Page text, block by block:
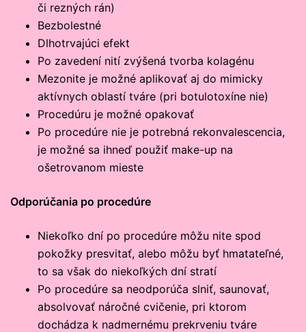
či rezných rán)
Bezbolestné
Dlhotrvajúci efekt
Po zavedení nití zvýšená tvorba kolagénu
Mezonite je možné aplikovať aj do mimicky
aktívnych oblastí tváre (pri botulotoxíne nie)
Procedúru je možné opakovať
Po procedúre nie je potrebná rekonvalescencia,
je možné sa ihneď použiť make-up na
ošetrovanom mieste
Odporúčania po procedúre
Niekoľko dní po procedúre môžu nite spod
pokožky presvitať, alebo môžu byť hmatateľné,
to sa však do niekoľkých dní stratí
Po procedúre sa neodporúča slniť, saunovať,
absolvovať náročné cvičenie, pri ktorom
dochádza k nadmernému prekrveniu tváre